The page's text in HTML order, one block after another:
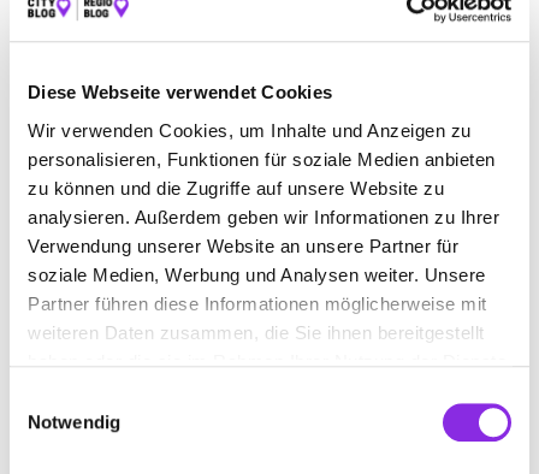
Diese Webseite verwendet Cookies
Wir verwenden Cookies, um Inhalte und Anzeigen zu
personalisieren, Funktionen für soziale Medien anbieten
zu können und die Zugriffe auf unsere Website zu
analysieren. Außerdem geben wir Informationen zu Ihrer
Verwendung unserer Website an unsere Partner für
soziale Medien, Werbung und Analysen weiter. Unsere
Partner führen diese Informationen möglicherweise mit
weiteren Daten zusammen, die Sie ihnen bereitgestellt
Notwendig
METALLWERKSTATT IN OBERWALLMENACH
Suchen nach
Finden